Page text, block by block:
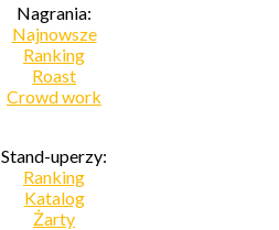
Nagrania:
Najnowsze
Ranking
Roast
Crowd work
Stand-uperzy:
Ranking
Katalog
Żarty